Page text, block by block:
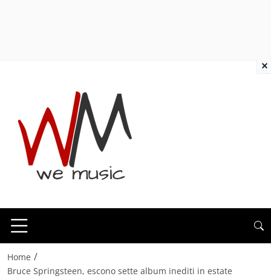
Home /
Bruce Springsteen, escono sette album inediti in estate
×